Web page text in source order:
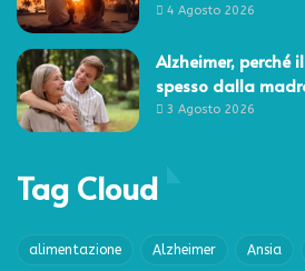
4 Agosto 2026
Alzheimer, perché
spesso dalla
3 Agosto 2026
Tag Cloud
alimentazione Alzheimer Ansia